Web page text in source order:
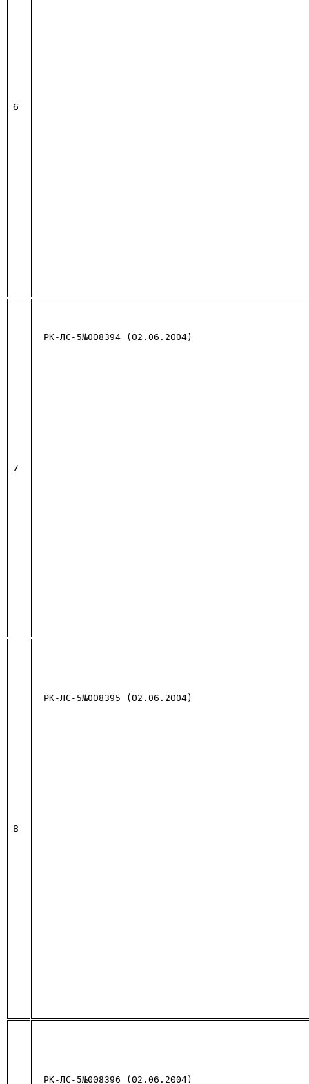
6
7
РК-ЛС-5№008394 (02.06.2004)
8
РК-ЛС-5№008395 (02.06.2004)
РК-ЛС-5№008396 (02.06.2004)